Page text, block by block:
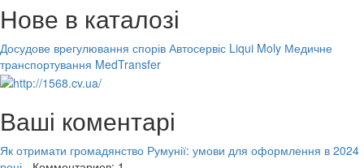
Нове в каталозі
Досудове врегулювання спорів Автосервіс Liqui Moly Медичне
транспортування MedTransfer
Ваші коментарі
Як отримати громадянство Румунії: умови для оформлення в 2024